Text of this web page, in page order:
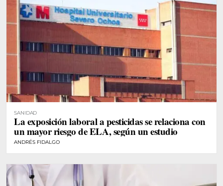
SANIDAD
La exposición laboral a pesticidas se relaciona con
un mayor riesgo de ELA, según un estudio
ANDRÉS FIDALGO